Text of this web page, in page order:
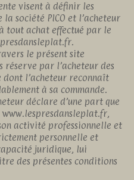
visent à définir les
société PICO et l’acheteur
tout achat effectué par le
le présent site
réserve par l’acheteur des
dont l’acheteur reconnaît
à sa commande.
déclare d’une part que
activité professionnelle et
personnelle et
juridique, lui
des présentes conditions